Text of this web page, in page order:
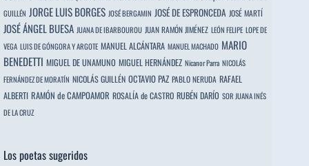
GUILLÉN JORGE LUIS BORGES JOSÉ BERGAMIN JOSÉ DE ESPRONCEDA JOSÉ MARTÍ
JOSÉ ÁNGEL BUESA JUANA DE IBARBOUROU JUAN RAMÓN JIMÉNEZ LEÓN FELIPE LOPE DE
VEGA LUIS DE GÓNGORA Y ARGOTE MANUEL ALCÁNTARA MANUEL MACHADO MARIO
BENEDETTI MIGUEL DE UNAMUNO MIGUEL HERNÁNDEZ Nicanor Parra NICOLÁS
FERNÁNDEZ DE MORATÍN NICOLÁS GUILLÉN OCTAVIO PAZ PABLO NERUDA RAFAEL
ALBERTI RAMÓN de CAMPOAMOR ROSALÍA de CASTRO RUBÉN DARÍO SOR JUANA INÉS
DE LA CRUZ
Los poetas sugeridos